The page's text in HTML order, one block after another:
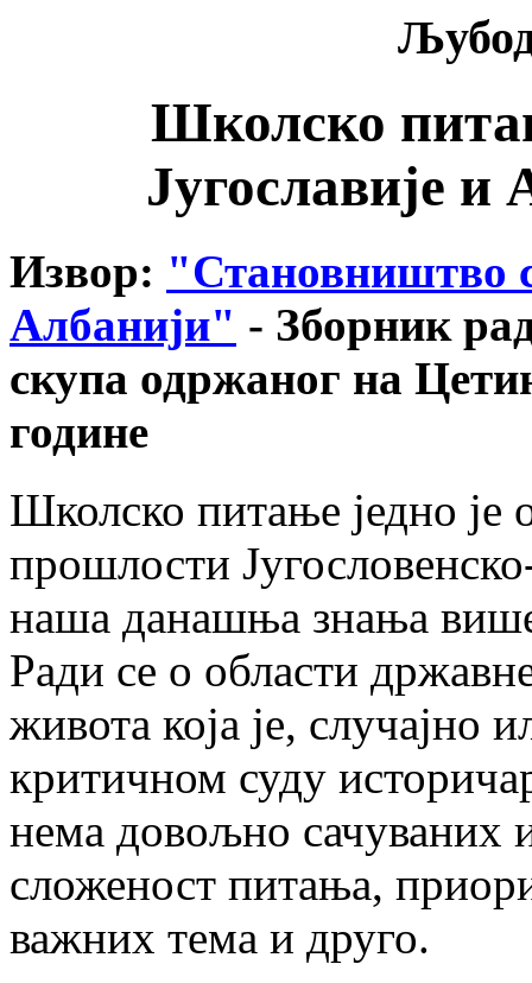
Школско
Југославије и
Извор: "Становништво
Албанији" - Зборник
скупа одржаног на
године
Школско питање једно je
прошлости
наша данашња знања
Ради се о области
живота која je, случајно
критичном суду
нема довољно сачуваних
сложеност питања,
важних тема и друго.